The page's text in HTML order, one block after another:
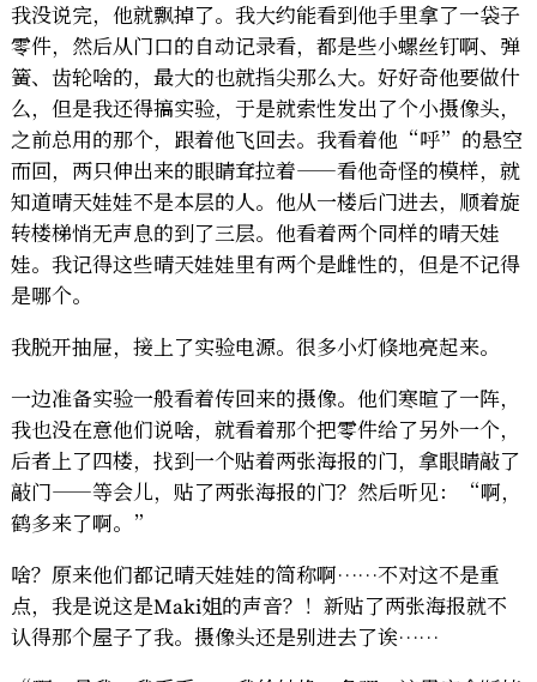
我没说完，他就飘掉了。我大约能看到他手里拿了一袋子
零件，然后从门口的自动记录看，都是些小螺丝钉啊、弹
簧、齿轮啥的，最大的也就指尖那么大。好好奇他要做什
么，但是我还得搞实验，于是就索性发出了个小摄像头，
之前总用的那个，跟着他飞回去。我看着他“呼”的悬空
而回，两只伸出来的眼睛耷拉着——看他奇怪的模样，就
知道晴天娃娃不是本层的人。他从一楼后门进去，顺着旋
转楼梯悄无声息的到了三层。他看着两个同样的晴天娃
娃。我记得这些晴天娃娃里有两个是雌性的，但是不记得
是哪个。
我脱开抽屉，接上了实验电源。很多小灯倏地亮起来。
一边准备实验一般看着传回来的摄像。他们寒暄了一阵，
我也没在意他们说啥，就看着那个把零件给了另外一个，
后者上了四楼，找到一个贴着两张海报的门，拿眼睛敲了
敲门——等会儿，贴了两张海报的门？然后听见：“啊，
鹤多来了啊。”
啥？原来他们都记晴天娃娃的简称啊……不对这不是重
点，我是说这是Maki姐的声音？！新贴了两张海报就不
认得那个屋子了我。摄像头还是别进去了诶……